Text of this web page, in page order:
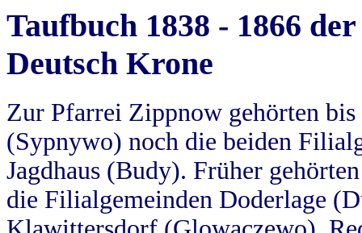
Taufbuch 1838 - 1866
Deutsch Krone
Zur Pfarrei Zippnow gehörten
(Sypnywo) noch die beiden
Jagdhaus (Budy). Früher
die Filialgemeinden Doderlage